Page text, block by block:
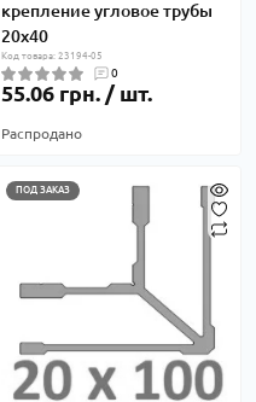
крепление угловое трубы
20х40
Код товара: 23194-05
0
55.06 грн. / шт.
Распродано
ПОД ЗАКАЗ